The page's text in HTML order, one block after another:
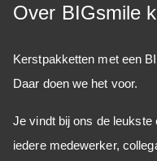
Over BIGsmile
Kerstpakketten met een
Daar doen we het voor.
Je vindt bij ons de leukste
iedere medewerker,